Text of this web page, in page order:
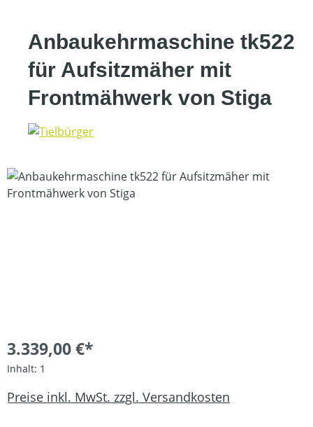
Anbaukehrmaschine tk522
für Aufsitzmäher mit
Frontmähwerk von Stiga
Bildergalerie überspringen
3.339,00 €*
Inhalt: 1
Preise inkl. MwSt. zzgl. Versandkosten